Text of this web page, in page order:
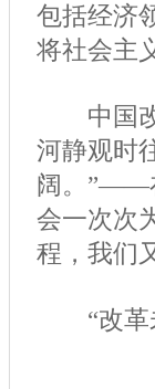
包括经济
将社会主
中国改
河静观时
阔。”——
会一次次
程，我们
“改革未